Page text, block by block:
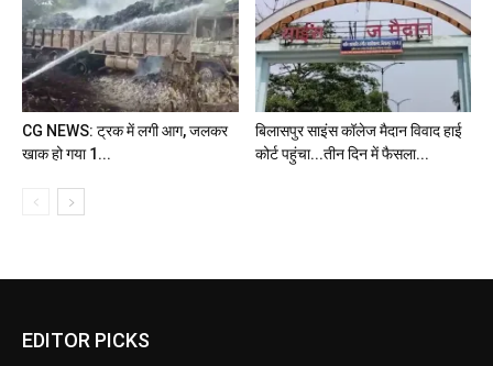
CG NEWS: ट्रक में लगी आग, जलकर
खाक हो गया 1...
बिलासपुर साइंस कॉलेज मैदान विवाद हाई
कोर्ट पहुंचा...तीन दिन में फैसला...
EDITOR PICKS